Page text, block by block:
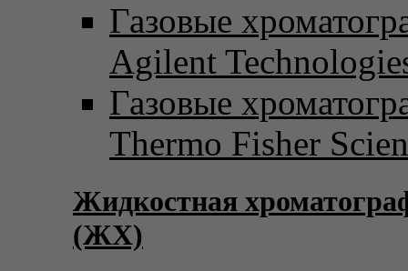
Газовые
Agilent
Газовые
Thermo Fisher
Жидкостная
(ЖХ)